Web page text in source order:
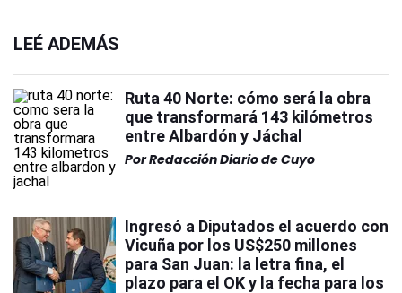
LEÉ ADEMÁS
Ruta 40 Norte: cómo será la obra
que transformará 143 kilómetros
entre Albardón y Jáchal
PorRedacción Diario de Cuyo
Ingresó a Diputados el acuerdo con
Vicuña por los US$250 millones
para San Juan: la letra fina, el
plazo para el OK y la fecha para los